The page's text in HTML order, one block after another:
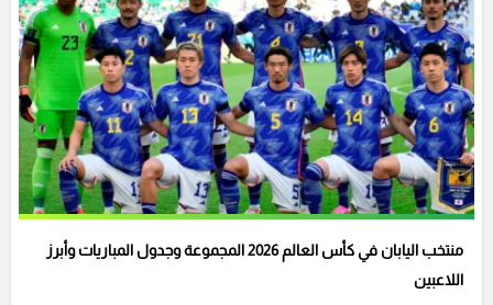
منتخب اليابان في كأس العالم 2026 المجموعة وجدول المباريات وأبرز
اللاعبين